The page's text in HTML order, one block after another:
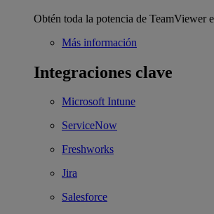
Obtén toda la potencia de TeamViewer
Más información
Integraciones clave
Microsoft Intune
ServiceNow
Freshworks
Jira
Salesforce